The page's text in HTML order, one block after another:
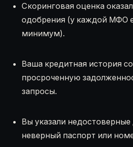
Скоринговая оценка
одобрения (у каждой МФО
минимум).
Ваша кредитная история
просроченную
запросы.
Вы указали
неверный паспорт или